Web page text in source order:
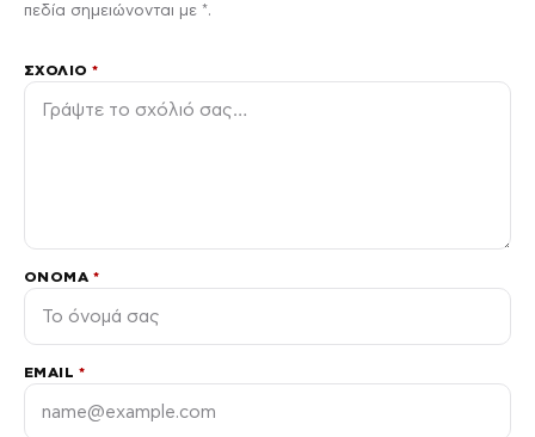
πεδία σημειώνονται με *.
ΣΧΌΛΙΟ*
ΌΝΟΜΑ *
EMAIL *